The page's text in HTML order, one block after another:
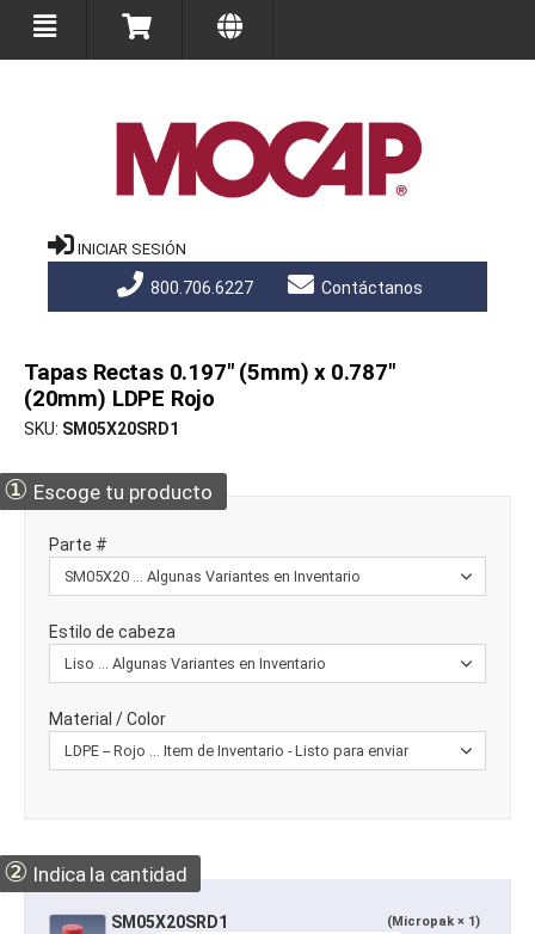
INICIAR SESIÓN
800.706.6227 Contáctanos
Tapas Rectas 0.197" (5mm) x 0.787"
(20mm) LDPE Rojo
SKU SM05X20SRD1
① Escoge tu producto
Parte #
Estilo de cabeza
Material / Color
② Indica la cantidad
SM05X20SRD1 (Micropak × 1)